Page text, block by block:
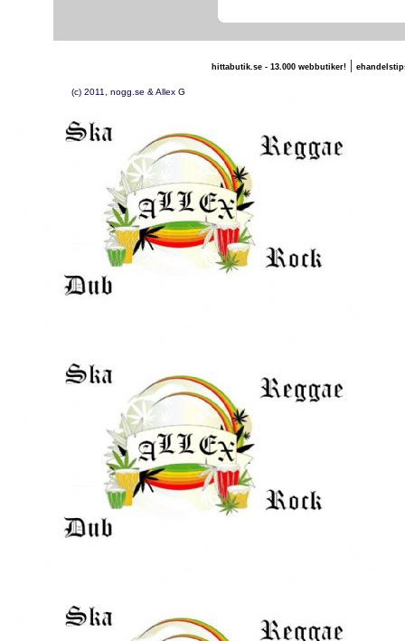
hittabutik.se - 13.000 webbutiker!|
(c) 2011, nogg.se & Allex G